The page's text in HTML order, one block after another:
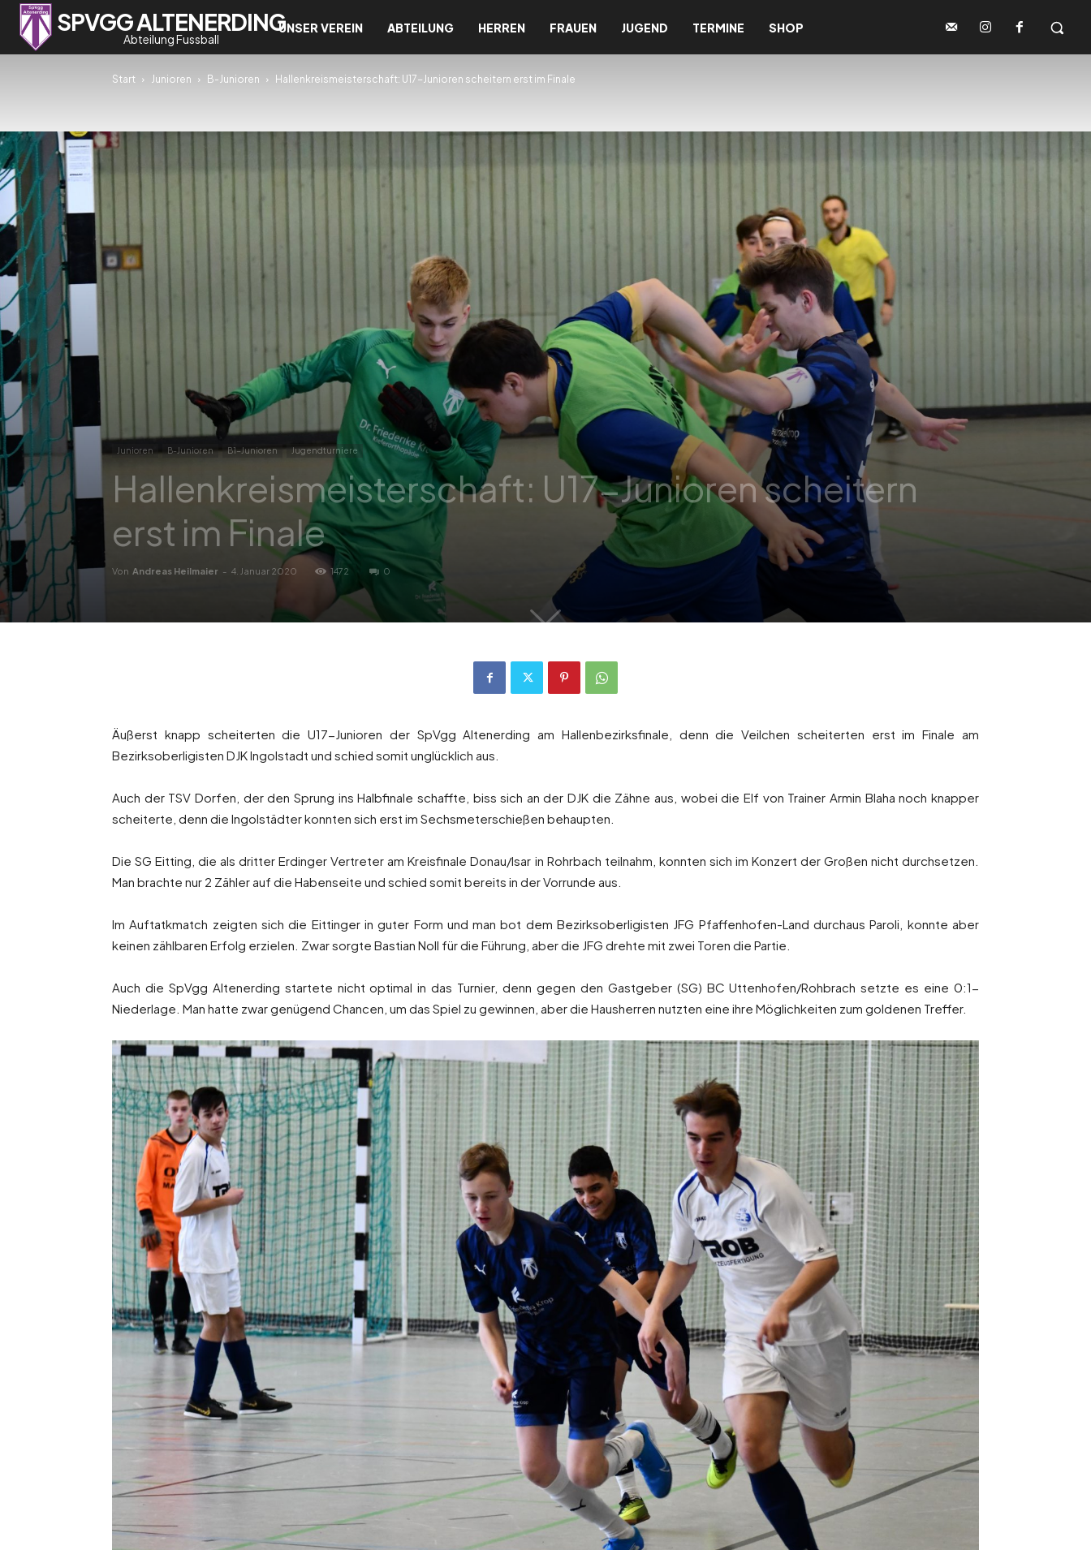
SPVGG ALTENERDING
Abteilung Fussball
UNSER VEREIN ABTEILUNG HERREN FRAUEN JUGEND TERMINE SHOP
Start Junioren B-Junioren Hallenkreismeisterschaft: U17-Junioren scheitern erst im Finale
Junioren B-Junioren B1-Junioren Jugendturniere
Hallenkreismeisterschaft: U17-Junioren scheitern
erst im Finale
Von Andreas Heilmaier - 4. Januar 2020 1472 0
Äußerst knapp scheiterten die U17-Junioren der SpVgg Altenerding am Hallenbezirksfinale, denn die Veilchen scheiterten erst im Finale am
Bezirksoberligisten DJK Ingolstadt und schied somit unglücklich aus.
Auch der TSV Dorfen, der den Sprung ins Halbfinale schaffte, biss sich an der DJK die Zähne aus, wobei die Elf von Trainer Armin Blaha noch knapper
scheiterte, denn die Ingolstädter konnten sich erst im Sechsmeterschießen behaupten.
Die SG Eitting, die als dritter Erdinger Vertreter am Kreisfinale Donau/Isar in Rohrbach teilnahm, konnten sich im Konzert der Großen nicht durchsetzen.
Man brachte nur 2 Zähler auf die Habenseite und schied somit bereits in der Vorrunde aus.
Im Auftatkmatch zeigten sich die Eittinger in guter Form und man bot dem Bezirksoberligisten JFG Pfaffenhofen-Land durchaus Paroli, konnte aber
keinen zählbaren Erfolg erzielen. Zwar sorgte Bastian Noll für die Führung, aber die JFG drehte mit zwei Toren die Partie.
Auch die SpVgg Altenerding startete nicht optimal in das Turnier, denn gegen den Gastgeber (SG) BC Uttenhofen/Rohbrach setzte es eine 0:1-
Niederlage. Man hatte zwar genügend Chancen, um das Spiel zu gewinnen, aber die Hausherren nutzten eine ihre Möglichkeiten zum goldenen Treffer.